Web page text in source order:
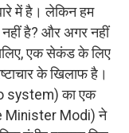
में है। लेकिन हम
नहीं है? और अगर नहीं
एक सेकंड के लिए
के खिलाफ है।
system) का एक
Minister Modi) ने